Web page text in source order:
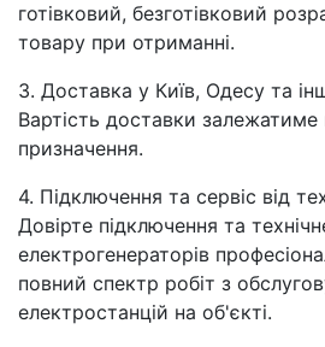
готівковий, безготівковий
товару при отриманні.
3. Доставка у Київ, Одесу та
Вартість доставки залежатиме
призначення.
4. Підключення та сервіс від
Довірте підключення та
електрогенераторів
повний спектр робіт з
електростанцій на об'єкті.